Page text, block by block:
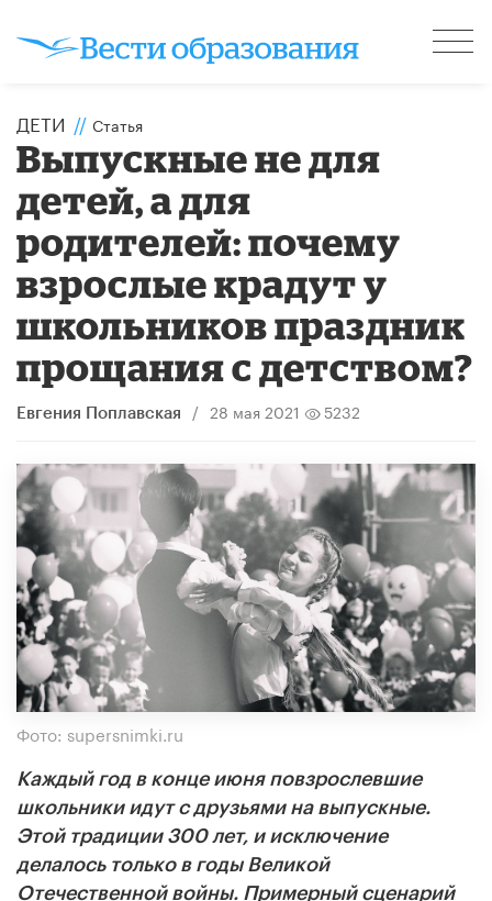
ДЕТИ // Статья
Выпускные не для
детей, а для
родителей: почему
взрослые крадут у
школьников праздник
прощания с детством?
Евгения Поплавская / 28 мая 2021 5232
Фото: supersnimki.ru
Каждый год в конце июня повзрослевшие
школьники идут с друзьями на выпускные.
Этой традиции 300 лет, и исключение
делалось только в годы Великой
Отечественной войны. Примерный сценарий